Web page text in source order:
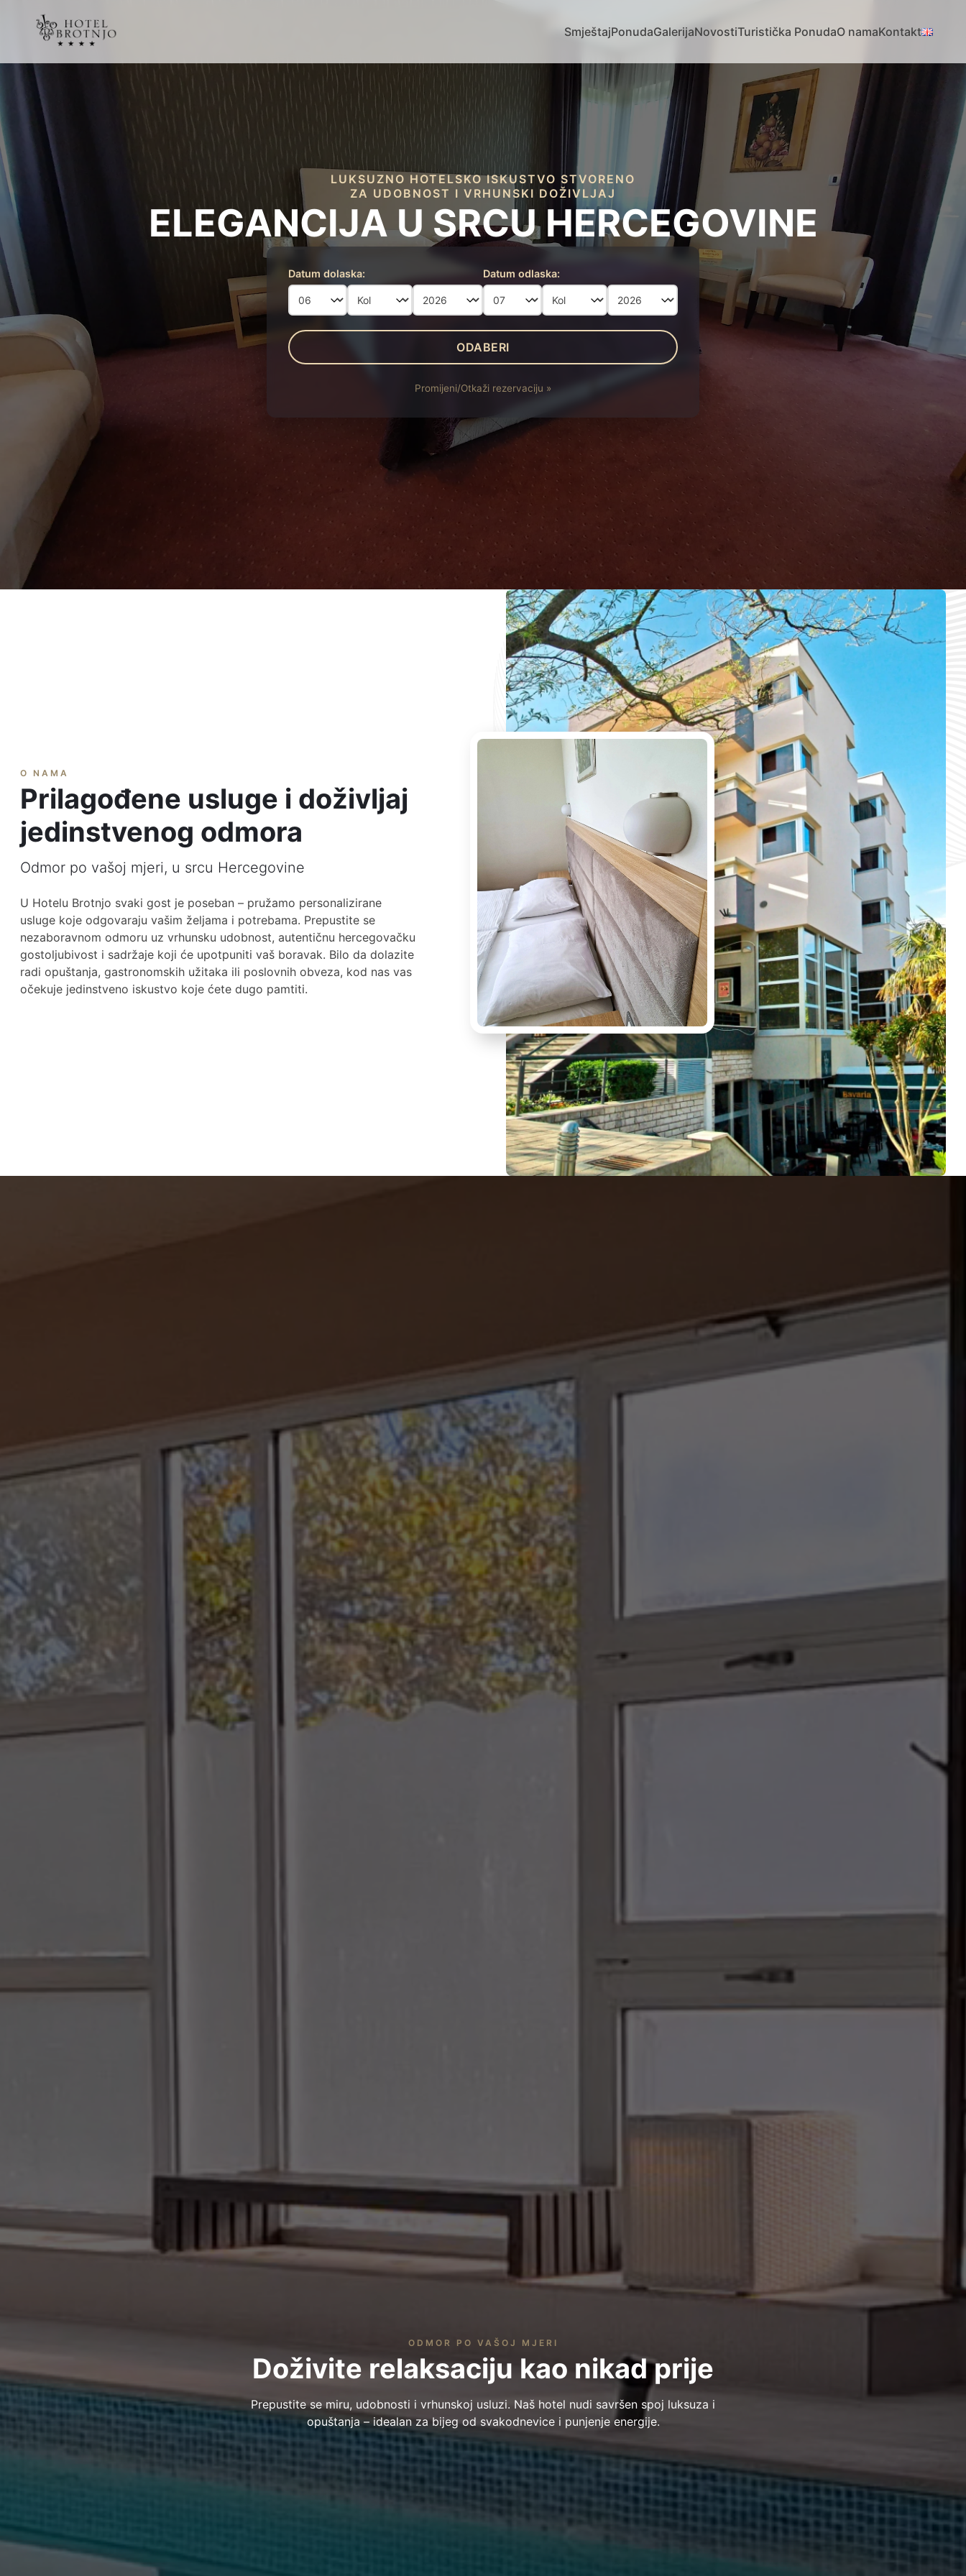
SmještajPonudaGalerijaNovostiTuristička PonudaO namaKontakt
LUKSUZNO HOTELSKO ISKUSTVO STVORENO
ZA UDOBNOST I VRHUNSKI DOŽIVLJAJ
ELEGANCIJA U SRCU HERCEGOVINE
Datum dolaska: Datum odlaska:
Promijeni/Otkaži rezervaciju »
O NAMA
Prilagođene usluge i doživljaj
jedinstvenog odmora
Odmor po vašoj mjeri, u srcu Hercegovine
U Hotelu Brotnjo svaki gost je poseban – pružamo personalizirane
usluge koje odgovaraju vašim željama i potrebama. Prepustite se
nezaboravnom odmoru uz vrhunsku udobnost, autentičnu hercegovačku
gostoljubivost i sadržaje koji će upotpuniti vaš boravak. Bilo da dolazite
radi opuštanja, gastronomskih užitaka ili poslovnih obveza, kod nas vas
očekuje jedinstveno iskustvo koje ćete dugo pamtiti.
ODMOR PO VAŠOJ MJERI
Doživite relaksaciju kao nikad prije
Prepustite se miru, udobnosti i vrhunskoj usluzi. Naš hotel nudi savršen spoj luksuza i
opuštanja – idealan za bijeg od svakodnevice i punjenje energije.